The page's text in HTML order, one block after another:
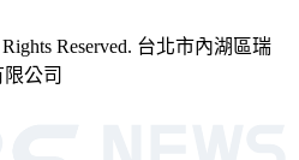
Reserved. 台北市內湖區瑞
公司